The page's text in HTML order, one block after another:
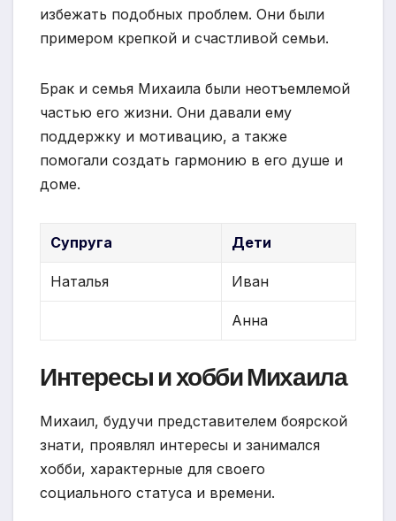
избежать подобных проблем. Они были
примером крепкой и счастливой семьи.
Брак и семья Михаила были неотъемлемой
частью его жизни. Они давали ему
поддержку и мотивацию, а также
помогали создать гармонию в его душе и
доме.
Супруга Дети
Наталья Иван
Анна
Интересы и хобби Михаила
Михаил, будучи представителем боярской
знати, проявлял интересы и занимался
хобби, характерные для своего
социального статуса и времени.